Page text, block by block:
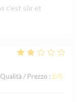
c’est sûr et
Qualità / Prezzo : 2/5